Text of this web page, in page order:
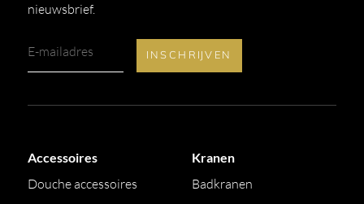
nieuwsbrief.
Accessoires
Douche accessoires
Kranen
Badkranen